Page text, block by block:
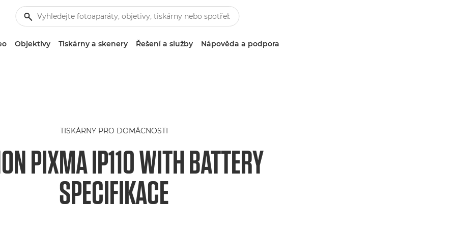
Objektivy Tiskárny a skenery Řešení a služby Nápověda a podpora
TISKÁRNY PRO DOMÁCNOSTI
PIXMA IP110 WITH BATTERY
SPECIFIKACE